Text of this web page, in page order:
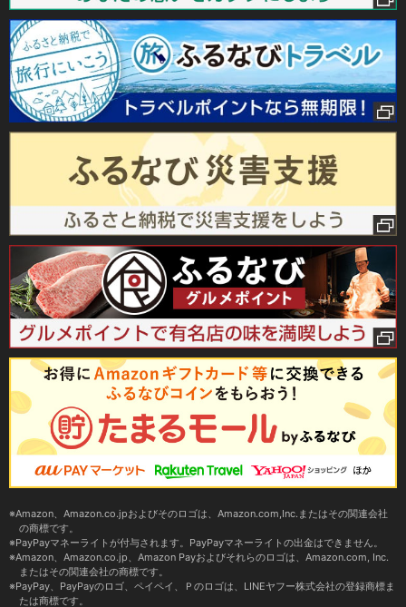
Amazon、Amazon.co.jpおよびそのロゴは、Amazon.com,Inc.またはその関連会社
の商標です。
PayPayマネーライトが付与されます。PayPayマネーライトの出金はできません。
Amazon、Amazon.co.jp、Amazon Payおよびそれらのロゴは、Amazon.com, Inc.
またはその関連会社の商標です。
PayPay、PayPayのロゴ、ペイペイ、Ｐのロゴは、LINEヤフー株式会社の登録商標ま
たは商標です。